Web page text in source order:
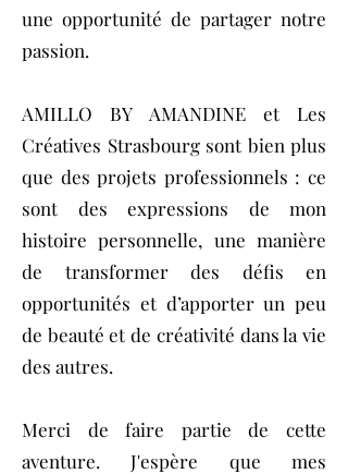
une opportunité de partager notre
passion.
AMILLO BY AMANDINE et Les
Créatives Strasbourg sont bien plus
que des projets professionnels : ce
sont des expressions de mon
histoire personnelle, une manière
de transformer des défis en
opportunités et d’apporter un peu
de beauté et de créativité dans la vie
des autres.
Merci de faire partie de cette
aventure. J'espère que mes